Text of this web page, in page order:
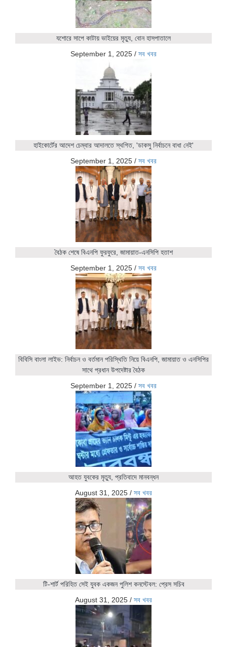
যশোরে সাপে কাটায় ভাইয়ের মৃত্যু, বোন হাসপাতালে
September 1, 2025 / সব খবর
হাইকোর্টের আদেশ চেম্বার আদালতে স্থগিত, 'ডাকসু নির্বাচনে বাধা নেই'
September 1, 2025 / সব খবর
বৈঠক শেষে বিএনপি ফুরফুরে, জামায়াত-এনসিপি হতাশ
September 1, 2025 / সব খবর
বিবিসি বাংলা লাইভ: নির্বাচন ও বর্তমান পরিস্থিতি নিয়ে বিএনপি, জামায়াত ও এনসিপির
সাথে প্রধান উপদেষ্টার বৈঠক
September 1, 2025 / সব খবর
আহত যুবকের মৃত্যু, প্রতিবাদে মানবন্ধন
August 31, 2025 / সব খবর
টি-শার্ট পরিহিত সেই যুবক একজন পুলিশ কনস্টেবল: প্রেস সচিব
August 31, 2025 / সব খবর